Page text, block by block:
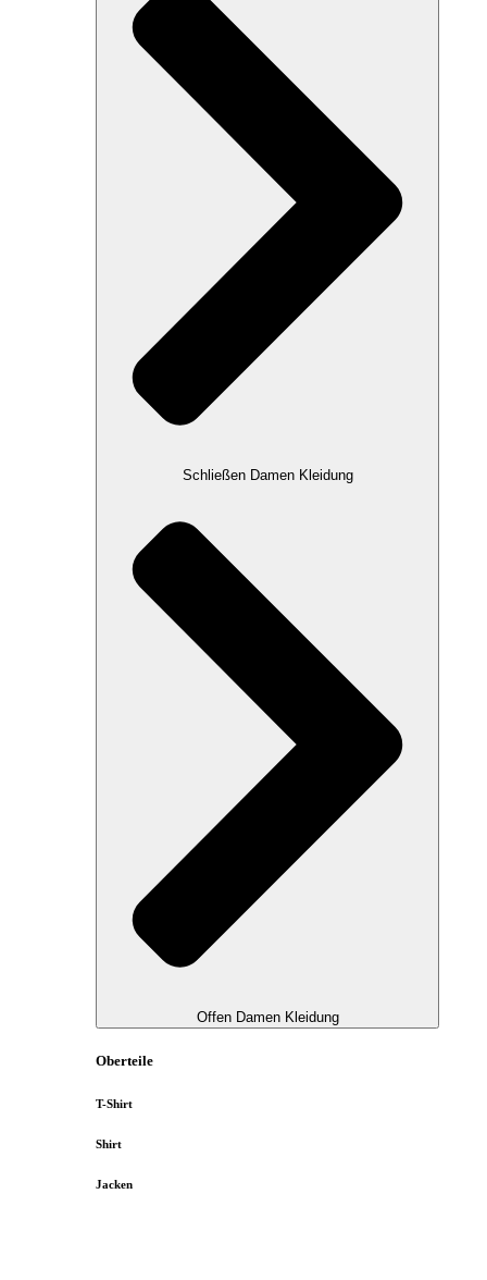
Schließen Damen Kleidung
Offen Damen Kleidung
Oberteile
T-Shirt
Shirt
Jacken